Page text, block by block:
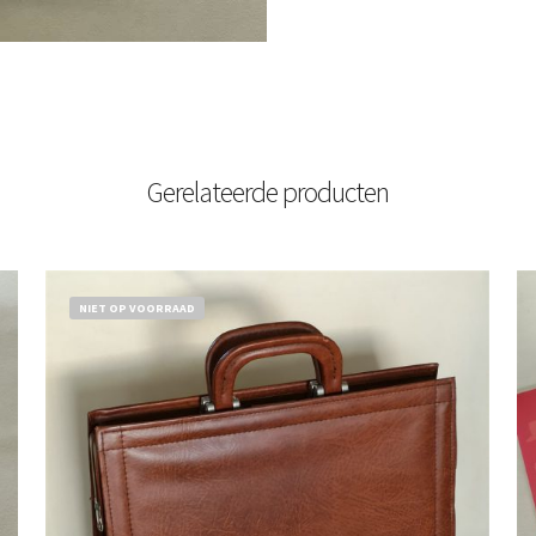
Gerelateerde producten
NIET OP VOORRAAD